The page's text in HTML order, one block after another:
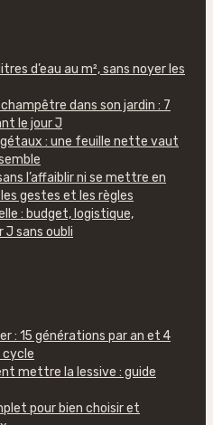
d’eau au m², sans noyer les
dans son jardin : 7
le jour J
: une feuille nette vaut
l’affaiblir ni se mettre en
gestes et les règles
: budget, logistique,
sans oubli
: 15 générations par an et 4
cycle
mettre la lessive : guide
pour bien choisir et